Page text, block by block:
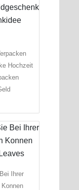
Hochzeit
Ihrer